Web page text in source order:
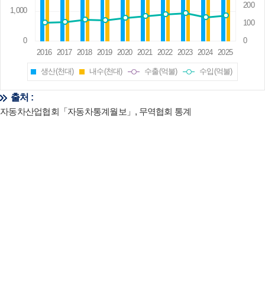
생산(천대) 내수(천대) 수출(억불) 수입(억불)
출처 :
자동차산업협회「자동차통계월보」, 무역협회 통계